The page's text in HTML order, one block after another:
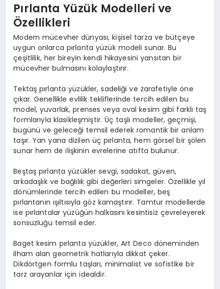
Pırlanta Yüzük Modelleri ve
Özellikleri
Modern mücevher dünyası, kişisel tarza ve bütçeye
uygun onlarca pırlanta yüzük modeli sunar. Bu
çeşitlilik, her bireyin kendi hikayesini yansıtan bir
mücevher bulmasını kolaylaştırır.
Tektaş pırlanta yüzükler, sadeliği ve zarafetiyle öne
çıkar. Genellikle evlilik tekliflerinde tercih edilen bu
model, yuvarlak, prenses veya oval kesim gibi farklı taş
formlarıyla klasikleşmiştir. Üç taşlı modeller, geçmişi,
bugünü ve geleceği temsil ederek romantik bir anlam
taşır. Yan yana dizilen üç pırlanta, hem görsel bir şölen
sunar hem de ilişkinin evrelerine atıfta bulunur.
Beştaş pırlanta yüzükler sevgi, sadakat, güven,
arkadaşlık ve bağlılık gibi değerleri simgeler. Özellikle yıl
dönümlerinde tercih edilen bu modeller, beş
pırlantanın ışıltısıyla göz kamaştırır. Tamtur modellerde
ise pırlantalar yüzüğün halkasını kesintisiz çevreleyerek
sonsuzluğu temsil eder.
Baget kesim pırlanta yüzükler, Art Deco döneminden
ilham alan geometrik hatlarıyla dikkat çeker.
Dikdörtgen formlu taşları, minimalist ve sofistike bir
tarz arayanlar için idealdir.